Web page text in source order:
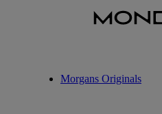
Morgans Originals